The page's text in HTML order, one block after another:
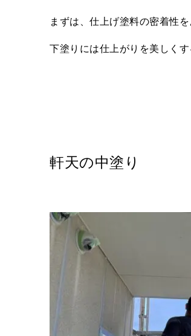
まずは、仕上げ塗料の密着性
下塗りには仕上がりを美しく
軒天の中塗り